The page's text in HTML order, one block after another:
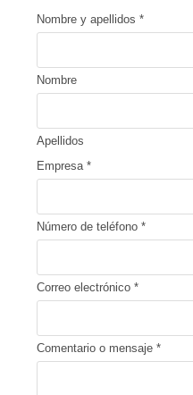
Nombre y apellidos*
Nombre
Apellidos
Empresa*
Número de teléfono*
Correo electrónico*
Comentario o mensaje*